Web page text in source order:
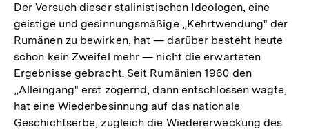
Der Versuch dieser stalinistischen Ideologen, eine
geistige und gesinnungsmäßige „Kehrtwendung" der
Rumänen zu bewirken, hat — darüber besteht heute
schon kein Zweifel mehr — nicht die erwarteten
Ergebnisse gebracht. Seit Rumänien 1960 den
„Alleingang" erst zögernd, dann entschlossen wagte,
hat eine Wiederbesinnung auf das nationale
Geschichtserbe, zugleich die Wiedererweckung des